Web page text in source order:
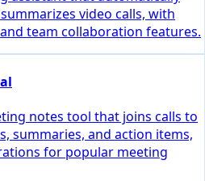
video calls, with
team collaboration features.
notes tool that joins calls to
summaries, and action items,
for popular meeting